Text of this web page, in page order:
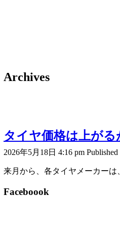
Archives
タイヤ価格は上が
2026年5月18日 4:16 pm Published
来月から、各タイヤメーカー
Faceboook